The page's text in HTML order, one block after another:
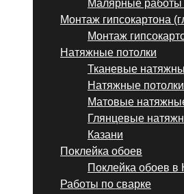
Малярные работы
Монтаж гипсокартона
Монтаж
Натяжные потолки
Тканевые
Натяжные
Матовые
Глянцевые
Казани
Поклейка обоев
Поклейка обоев в
Работы по сварке